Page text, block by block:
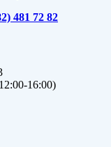
481 72 82
16:00)